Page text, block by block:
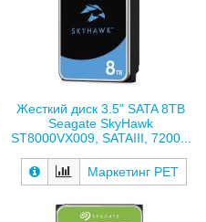
Жесткий диск 3.5" SATA 8TB
Seagate SkyHawk
ST8000VX009, SATAIII, 7200...
Маркетинг РЕТ